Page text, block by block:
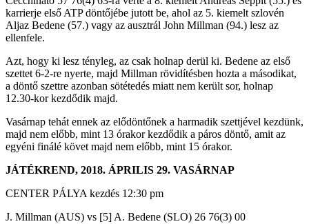
karrierje első ATP döntőjébe jutott be, ahol az 5. kiemelt szlovén
Aljaz Bedene (57.) vagy az ausztrál John Millman (94.) lesz az
ellenfele.
Azt, hogy ki lesz tényleg, az csak holnap derül ki. Bedene az első
szettet 6-2-re nyerte, majd Millman rövidítésben hozta a másodikat,
a döntő szettre azonban sötétedés miatt nem került sor, holnap
12.30-kor kezdődik majd.
Vasárnap tehát ennek az elődöntőnek a harmadik szettjével kezdünk,
majd nem előbb, mint 13 órakor kezdődik a páros döntő, amit az
egyéni finálé követ majd nem előbb, mint 15 órakor.
JÁTÉKREND, 2018. ÁPRILIS 29. VASÁRNAP
CENTER PÁLYA kezdés 12:30 pm
J. Millman (AUS) vs [5] A. Bedene (SLO) 26 76(3) 00